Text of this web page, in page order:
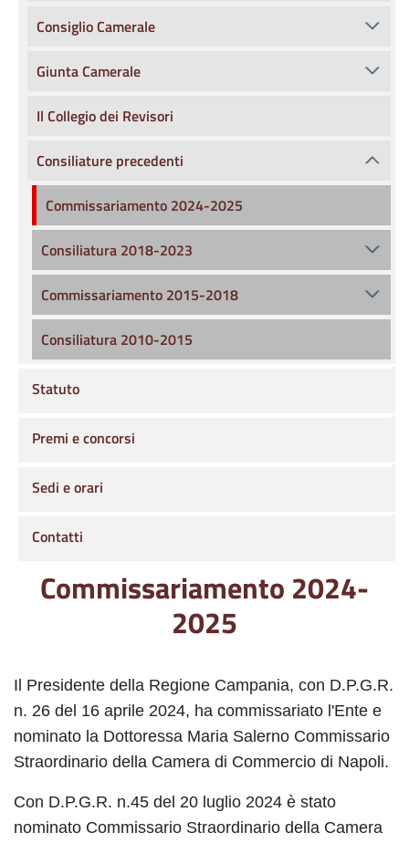
Commissariamento 2024-
2025
Il Presidente della Regione Campania, con D.P.G.R.
n. 26 del 16 aprile 2024, ha commissariato l'Ente e
nominato la Dottoressa Maria Salerno Commissario
Straordinario della Camera di Commercio di Napoli.
Con D.P.G.R. n.45 del 20 luglio 2024 è stato
nominato Commissario Straordinario della Camera
Consiglio Camerale
Giunta Camerale
Il Collegio dei Revisori
Consiliature precedenti
Commissariamento 2024-2025
Consiliatura 2018-2023
Commissariamento 2015-2018
Consiliatura 2010-2015
Statuto
Premi e concorsi
Sedi e orari
Contatti